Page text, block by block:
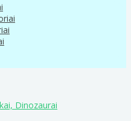
Dinozaurai